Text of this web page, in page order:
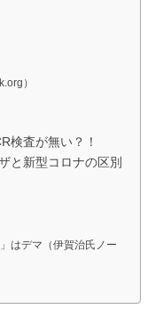
）
検査が無い？！
と新型コロナの区別
はデマ（伊賀治氏ノー